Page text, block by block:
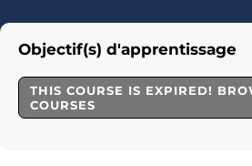
Objectif(s) d'apprentissage
THIS COURSE IS EXPIRED!
COURSES